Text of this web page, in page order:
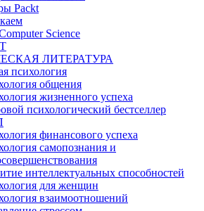
Packt
Science
ЛИТЕРАТУРА
психология
общения
жизненного успеха
психологический бестселлер
финансового успеха
самопознания и
интеллектуальных способностей
для женщин
взаимоотношений